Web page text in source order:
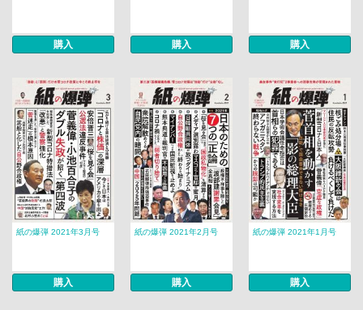
購入 購入 購入
紙の爆弾 2021年3月号
購入
紙の爆弾 2021年2月号
購入
紙の爆弾 2021年1月号
購入